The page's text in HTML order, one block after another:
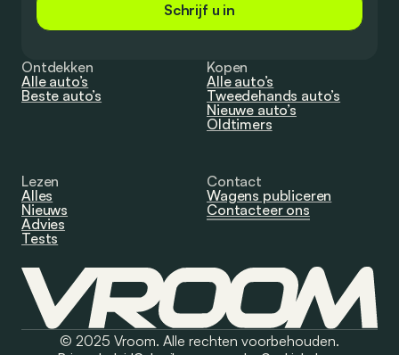
Schrijf u in
Ontdekken
Alle auto’s
Beste auto’s
Kopen
Alle auto’s
Tweedehands auto’s
Nieuwe auto’s
Oldtimers
Lezen
Alles
Nieuws
Advies
Tests
Contact
Wagens publiceren
Contacteer ons
© 2025 Vroom. Alle rechten voorbehouden.